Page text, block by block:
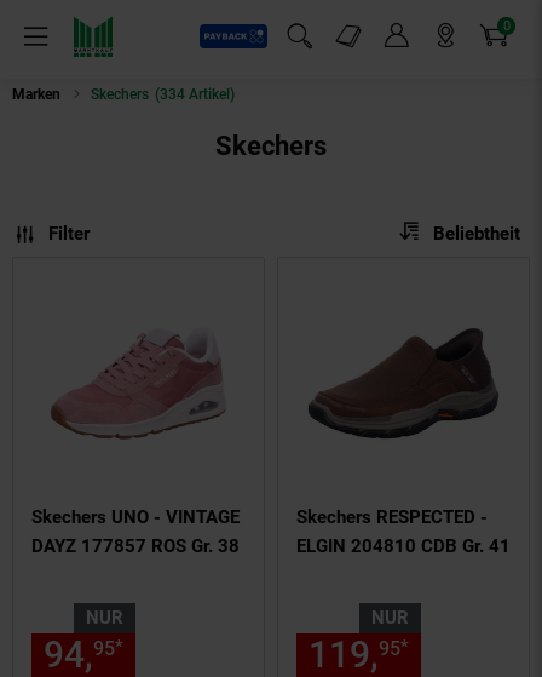
Menü
Payback
Suchfeld einblenden
Markt-Angebote 0
Artikel
Marken Skechers (334 Artikel)
Skechers
Filter Sortierung:
Beliebtheit
Skechers UNO - VINTAGE
DAYZ 177857 ROS Gr. 38
NUR
94,95* € Sternchen
Skechers RESPECTED -
ELGIN 204810 CDB Gr. 41
NUR
119,95*